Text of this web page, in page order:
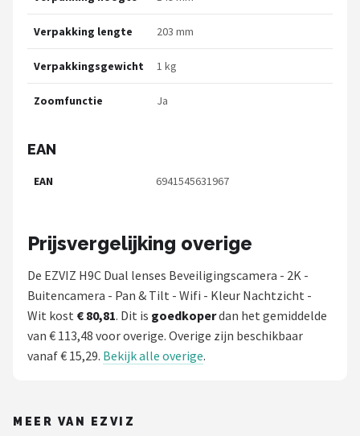
Verpakking lengte 203 mm
Verpakkingsgewicht 1 kg
Zoomfunctie Ja
EAN
EAN 6941545631967
Prijsvergelijking overige
De EZVIZ H9C Dual lenses Beveiligingscamera - 2K -
Buitencamera - Pan & Tilt - Wifi - Kleur Nachtzicht -
Wit kost € 80,81. Dit is goedkoperdan het gemiddelde
van € 113,48 voor overige. Overige zijn beschikbaar
vanaf € 15,29. Bekijk alle overige.
MEER VAN EZVIZ